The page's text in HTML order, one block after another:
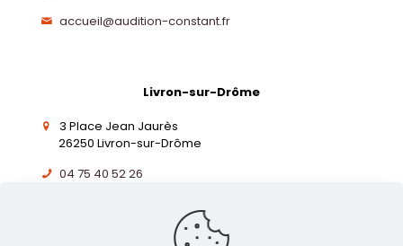
accueil@audition-constant.fr
Livron-sur-Drôme
3 Place Jean Jaurès
26250 Livron-sur-Drôme
04 75 40 52 26